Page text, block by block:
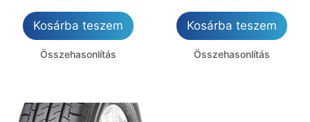
Kosárba teszem
Összehasonlítás
Kosárba teszem
Összehasonlítás